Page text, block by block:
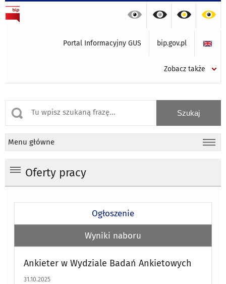
Portal Informacyjny GUS bip.gov.pl
Zobacz także
Menu główne
Oferty pracy
Ogłoszenie
Wyniki naboru
Ankieter w Wydziale Badań Ankietowych
31.10.2025